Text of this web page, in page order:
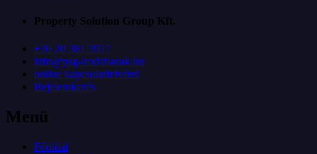
Property Solution Group Kft.
+36 20 381 3917
info@psg-irodahazak.hu
online kapcsolatfelvétel
Bejelentkezés
Menü
Főoldal